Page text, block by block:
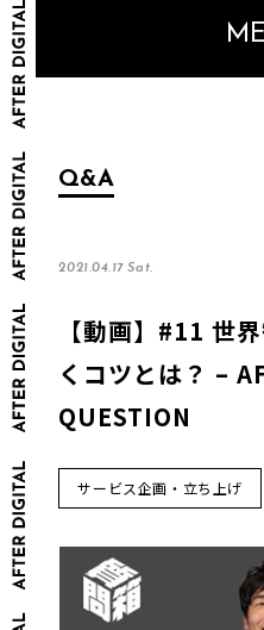
Q&A
2021.04.17 Sat.
【動画】#11 世
くコツとは？ –
QUESTION
サービス企画・立ち上げ